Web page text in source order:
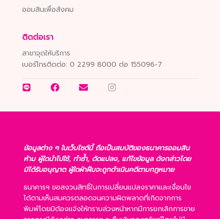
ออมสินเพื่อสังคม
ติดต่อเรา
สาขาจุดให้บริการ
เบอร์โทรติดต่อ: 0 2299 8000 ต่อ 155096-7
ข้อมูลต่าง ๆ ในเว็บไซต์นี้ ถือเป็นสมบัติของธนาคารออมสิน
ห้าม ผู้ใดนำไปใช้, ทำซ้ำ, ดัดแปลง, แก้ไขข้อมูล ดังกล่าวโดย
มิได้รับอนุญาต ผู้ใดฝ่าฝืนจะถูกดำเนินคดีตามกฎหมาย
ธนาคารฯ ขอสงวนสิทธิ์ในการเปลี่ยนแปลงราคาและเงื่อนไข
ได้ตามเห็นสมควรตลอดจนความผิดพลาดที่เกิดจากการ
พิมพ์โดยมิต้องแจ้งให้ทราบล่วงหน้าหากมีการยกเลิกการขาย